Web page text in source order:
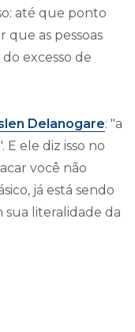
até que ponto
que as pessoas
excesso de
Delanogare: "a
ele diz isso no
você não
já está sendo
sua literalidade da